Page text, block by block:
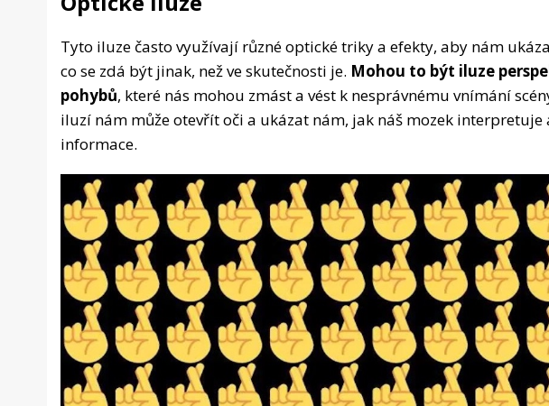
Tyto iluze často využívají různé optické triky a efekty, aby nám
co se zdá být jinak, než ve skutečnosti je. Mohou to být iluze
pohybů, které nás mohou zmást a vést k nesprávnému vnímání
iluzí nám může otevřít oči a ukázat nám, jak náš mozek interpretuje
informace.